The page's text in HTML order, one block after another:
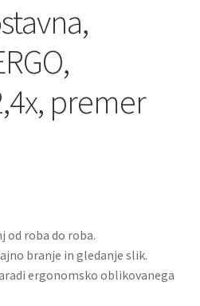
premer
od roba do roba.
branje in gledanje slik.
ergonomsko oblikovanega